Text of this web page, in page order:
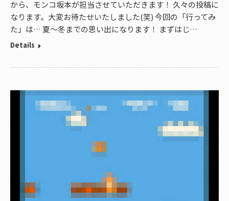
から、モンコ坂本が担当させていただきます！ 久々の投稿に
なります。大変お待たせいたしました(笑) 今回の「行ってみ
た」は… 夏～冬までの思い出になります！ まずはじ…
Details